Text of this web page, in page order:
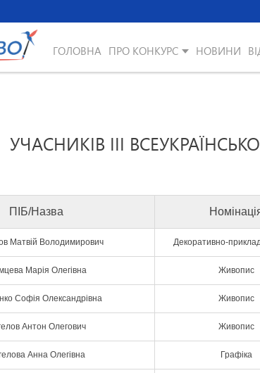
ГОЛОВНА ПРО КОНКУРС НОВИНИ
УЧАСНИКІВ III